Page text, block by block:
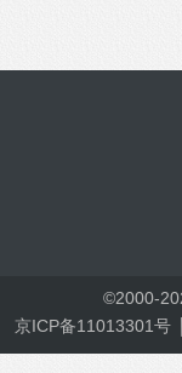
©2000-
京ICP备11013301号